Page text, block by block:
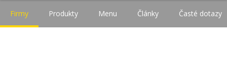
Firmy Produkty Menu Články Časté dotazy